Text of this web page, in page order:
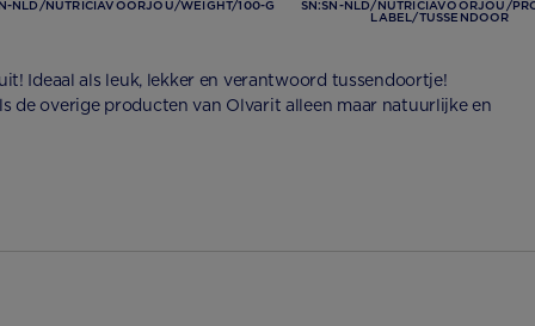
NLD/NUTRICIAVOORJOU/WEIGHT/100-G
SN:SN-NLD/NUTRICIAVOORJOU/
LABEL/TUSSENDOOR
Ideaal als leuk, lekker en verantwoord tussendoortje!
de overige producten van Olvarit alleen maar natuurlijke en